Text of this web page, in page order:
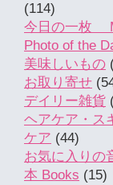
(114)
今日の一枚
Photo of the
美味しいもの
お取り寄せ
デイリー雑貨
ヘアケア・ス
ケア (44)
お気に入りの
本 Books (15)